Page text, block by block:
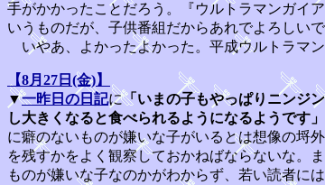
手がかかったことだろう。『ウルトラマンガイ
いうものだが、子供番組だからあれでよろしいで
いやあ、よかったよかった。平成ウルトラマ
【8月27日(金)】
▼一昨日の日記に「いまの子もやっぱりニンジ
し大きくなると食べられるようになるようです」
に癖のないものが嫌いな子がいるとは想像の埒
を残すかをよく観察しておかねばならないな。
ものが嫌いな子なのかがわからず、若い読者に